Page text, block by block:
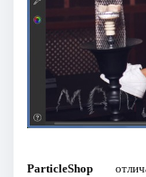
ParticleShop